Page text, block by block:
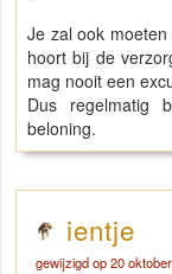
Je zal ook
hoort bij de
mag nooit een
Dus regelmatig
beloning.
ientje
gewijzigd op 20